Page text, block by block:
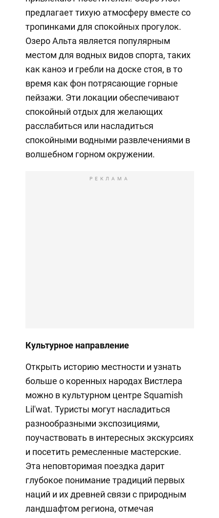
предлагает тихую атмосферу вместе со
тропинками для спокойных прогулок.
Озеро Альта является популярным
местом для водных видов спорта, таких
как каноэ и гребли на доске стоя, в то
время как фон потрясающие горные
пейзажи. Эти локации обеспечивают
спокойный отдых для желающих
расслабиться или насладиться
спокойными водными развлечениями в
волшебном горном окружении.
РЕКЛАМА
Культурное направление
Открыть историю местности и узнать
больше о коренных народах Вистлера
можно в культурном центре Squamish
Lil'wat. Туристы могут насладиться
разнообразными экспозициями,
поучаствовать в интересных экскурсиях
и посетить ремесленные мастерские.
Эта неповторимая поездка дарит
глубокое понимание традиций первых
наций и их древней связи с природным
ландшафтом региона, отмечая